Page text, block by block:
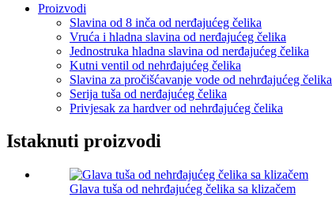
Proizvodi
Slavina od 8 inča od nerđajućeg čelika
Vruća i hladna slavina od nerđajućeg čelika
Jednostruka hladna slavina od nerđajućeg čelika
Kutni ventil od nehrđajućeg čelika
Slavina za pročišćavanje vode od nehrđajućeg čelika
Serija tuša od nerđajućeg čelika
Privjesak za hardver od nehrđajućeg čelika
Istaknuti proizvodi
Glava tuša od nehrđajućeg čelika sa klizačem